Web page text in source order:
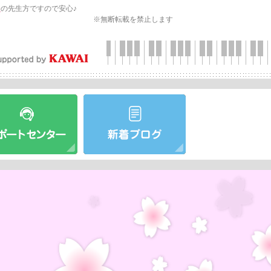
の先生方ですので安心♪
※無断転載を禁止します